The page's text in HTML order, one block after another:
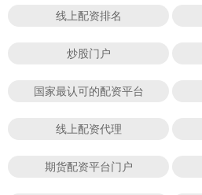
线上配资排名
炒股门户
国家最认可的配资平台
线上配资代理
期货配资平台门户